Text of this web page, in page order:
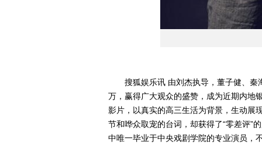
搜狐娱乐讯 由刘杰执导，董子健、秦
万，赢得广大观众的盛赞，成为近期内地
影片，以真实的高三生活为背景，生动展
节和哗众取宠的台词，却获得了“零差评”
中唯一毕业于中央戏剧学院的专业演员，